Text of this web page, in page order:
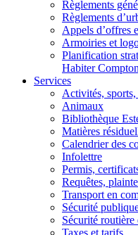
Règlements
Règlements
Appels d’offres
Armoiries et
Planification
Habiter
Services
Activités,
Animaux
Bibliothèque
Matières
Calendrier des
Infolettre
Permis,
Requêtes,
Transport en
Sécurité
Sécurité
Taxes et tarifs